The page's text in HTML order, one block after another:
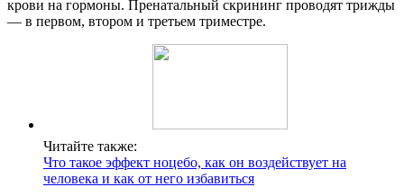
крови на гормоны. Пренатальный скрининг проводят трижды
— в первом, втором и третьем триместре.
Читайте также:
Что такое эффект ноцебо, как он воздействует на
человека и как от него избавиться